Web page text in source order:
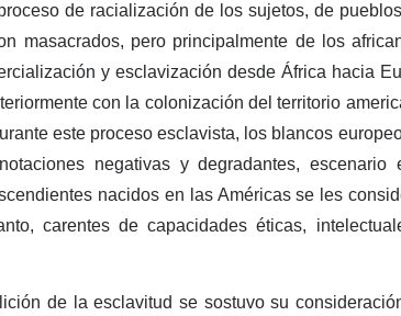
de racialización de los sujetos, de
masacrados, pero principalmente de los
y esclavización desde África hacia
con la colonización del territorio
este proceso esclavista, los blancos
negativas y degradantes,
nacidos en las Américas se les
carentes de capacidades éticas,
de la esclavitud se sostuvo su